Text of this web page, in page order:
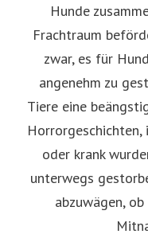
Hunde
Frachtraum
zwar, es für
angenehm zu
Tiere eine
oder krank
unterwegs
abzuwägen,